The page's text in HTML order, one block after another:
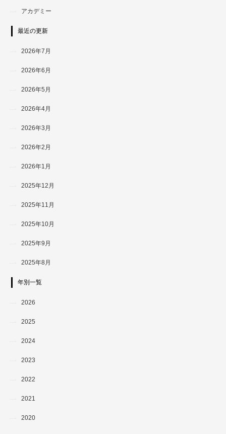
アカデミー
最近の更新
2026年7月
2026年6月
2026年5月
2026年4月
2026年3月
2026年2月
2026年1月
2025年12月
2025年11月
2025年10月
2025年9月
2025年8月
年別一覧
2026
2025
2024
2023
2022
2021
2020